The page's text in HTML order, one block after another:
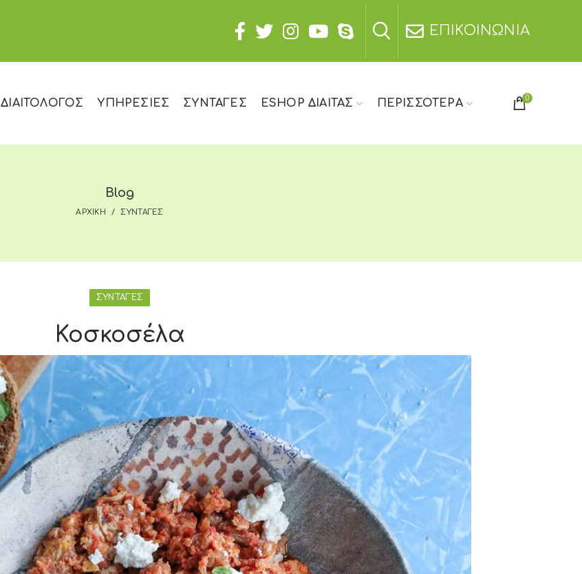
ΕΠΙΚΟΙΝΩΝΙΑ
ΔΙΑΙΤΟΛΟΓΟΣ ΥΠΗΡΕΣΙΕΣ ΣΥΝΤΑΓΕΣ ESHOP ΔΙΑΙΤΑΣ ΠΕΡΙΣΣΟΤΕΡΑ 0
Blog
ΑΡΧΙΚΗ ΣΥΝΤΑΓΕΣ
ΣΥΝΤΑΓΕΣ
Κοσκοσέλα